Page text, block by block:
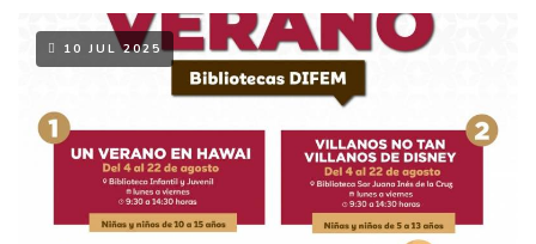
10 JUL 2025